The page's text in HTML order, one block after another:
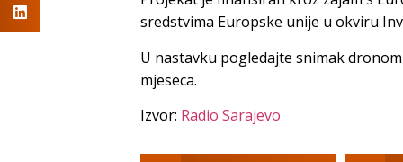
sredstvima Europske unije u okviru
U nastavku pogledajte snimak
mjeseca.
Izvor: Radio Sarajevo